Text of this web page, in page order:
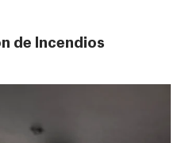
de Incendios